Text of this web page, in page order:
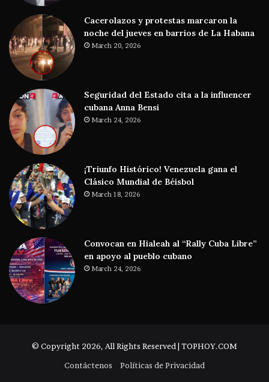
Cacerolazos y protestas marcaron la
noche del jueves en barrios de La Habana
March 20, 2026
Seguridad del Estado cita a la influencer
cubana Anna Bensi
March 24, 2026
¡Triunfo Histórico! Venezuela gana el
Clásico Mundial de Béisbol
March 18, 2026
Convocan en Hialeah al “Rally Cuba Libre”
en apoyo al pueblo cubano
March 24, 2026
© Copyright 2026, All Rights Reserved | TOPHOY.COM
Contáctenos
Políticas de Privacidad